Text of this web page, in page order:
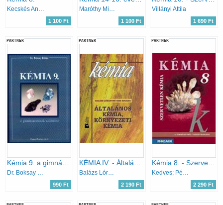
1 100 Ft 1 100 Ft
Villányi Attila
1 690 Ft
PARTNER
Kémia 9. a gimnáziumok számára
Dr. Boksay Zoltán
990 Ft
PARTNER
KÉMIA IV. - Általános és környezeti kémia
Balázs Lórántné; Kiss Zsuzsa
2 190 Ft
PARTNER
Kémia 8. - Szervetlen kémia tankönyv
Kedves; Péntek; Horváth
2 290 Ft